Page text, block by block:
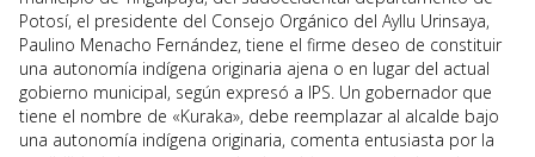
Potosí, el presidente del Consejo Orgánico del Ayllu Urinsaya,
Paulino Menacho Fernández, tiene el firme deseo de constituir
una autonomía indígena originaria ajena o en lugar del actual
gobierno municipal, según expresó a IPS. Un gobernador que
tiene el nombre de «Kuraka», debe reemplazar al alcalde bajo
una autonomía indígena originaria, comenta entusiasta por la